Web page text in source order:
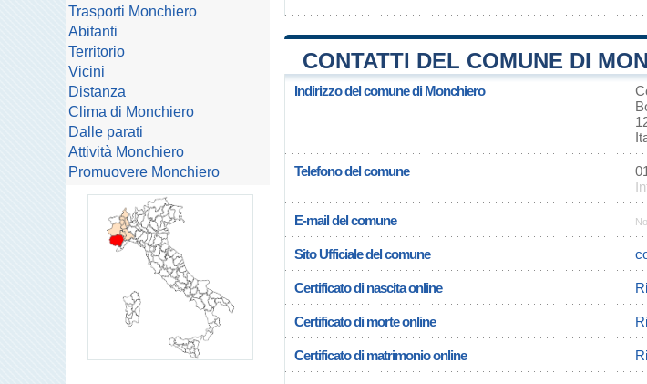
CONTATTI DEL COMUNE DI
Indirizzo del comune di Monchiero
Telefono del comune
E-mail del comune
Sito Ufficiale del comune
Certificato di nascita online
Certificato di morte online
Certificato di matrimonio online
Trasporti Monchiero
Abitanti
Territorio
Vicini
Distanza
Clima di Monchiero
Dalle parati
Attività Monchiero
Promuovere Monchiero